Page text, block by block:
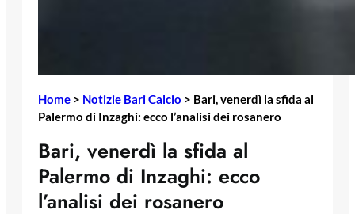
Home > Notizie Bari Calcio > Bari, venerdì la sfida al
Palermo di Inzaghi: ecco l’analisi dei rosanero
Bari, venerdì la sfida al
Palermo di Inzaghi: ecco
l’analisi dei rosanero